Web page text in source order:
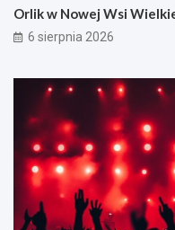
Orlik w Nowej Wsi
6 sierpnia 2026